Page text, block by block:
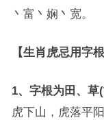
丶富丶娴丶宽。
【生肖虎忌用字根
1、字根为田、草(
虎下山，虎落平